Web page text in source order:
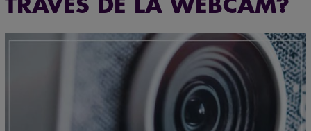
TRAVÉS DE LA WEBCAM?